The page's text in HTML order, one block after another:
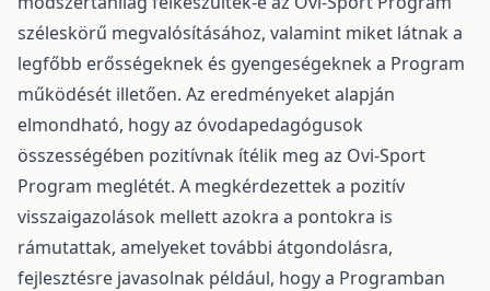
széleskörű megvalósításához, valamint miket látnak a
legfőbb erősségeknek és gyengeségeknek a Program
működését illetően. Az eredményeket alapján
elmondható, hogy az óvodapedagógusok
összességében pozitívnak ítélik meg az Ovi-Sport
Program meglétét. A megkérdezettek a pozitív
visszaigazolások mellett azokra a pontokra is
rámutattak, amelyeket további átgondolásra,
fejlesztésre javasolnak például, hogy a Programban